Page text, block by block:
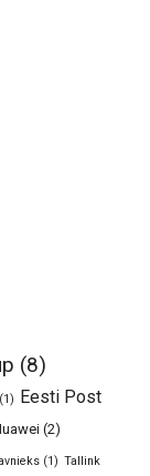
(8)
(1) Eesti Post
(2)
(1) Tallink